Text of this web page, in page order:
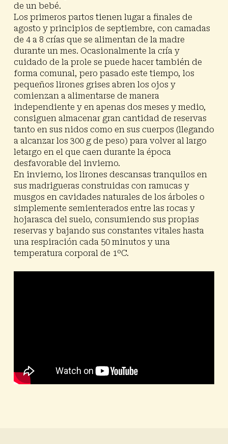
de un bebé.
Los primeros partos tienen lugar a finales de
agosto y principios de septiembre, con camadas
de 4 a 8 crías que se alimentan de la madre
durante un mes. Ocasionalmente la cría y
cuidado de la prole se puede hacer también de
forma comunal, pero pasado este tiempo, los
pequeños lirones grises abren los ojos y
comienzan a alimentarse de manera
independiente y en apenas dos meses y medio,
consiguen almacenar gran cantidad de reservas
tanto en sus nidos como en sus cuerpos (llegando
a alcanzar los 300 g de peso) para volver al largo
letargo en el que caen durante la época
desfavorable del invierno.
En invierno, los lirones descansas tranquilos en
sus madrigueras construidas con ramucas y
musgos en cavidades naturales de los árboles o
simplemente semienterados entre las rocas y
hojarasca del suelo, consumiendo sus propias
reservas y bajando sus constantes vitales hasta
una respiración cada 50 minutos y una
temperatura corporal de 1ºC.